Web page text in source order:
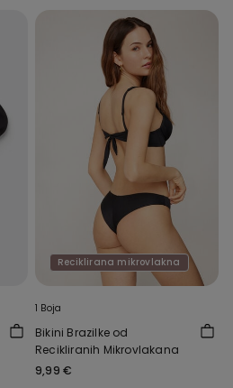
Reciklirana mikrovlakna
1 Boja
Bikini Brazilke od
Recikliranih Mikrovlakana
9,99 €